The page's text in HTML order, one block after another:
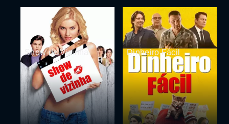
Show de Vizinha Dinheiro Fácil